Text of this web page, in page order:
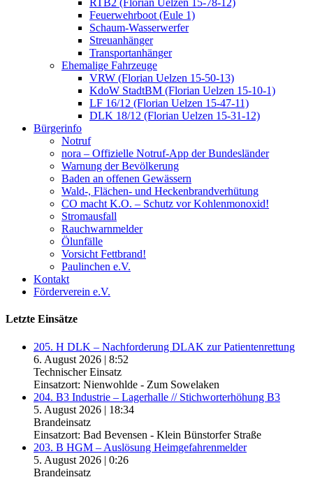
RTB2 (Florian Uelzen 15-78-12)
Feuerwehrboot (Eule 1)
Schaum-Wasserwerfer
Streuanhänger
Transportanhänger
Ehemalige Fahrzeuge
VRW (Florian Uelzen 15-50-13)
KdoW StadtBM (Florian Uelzen 15-10-1)
LF 16/12 (Florian Uelzen 15-47-11)
DLK 18/12 (Florian Uelzen 15-31-12)
Bürgerinfo
Notruf
nora – Offizielle Notruf-App der Bundesländer
Warnung der Bevölkerung
Baden an offenen Gewässern
Wald-, Flächen- und Heckenbrandverhütung
CO macht K.O. – Schutz vor Kohlenmonoxid!
Stromausfall
Rauchwarnmelder
Ölunfälle
Vorsicht Fettbrand!
Paulinchen e.V.
Kontakt
Förderverein e.V.
Letzte Einsätze
205. H DLK – Nachforderung DLAK zur Patientenrettung
6. August 2026 | 8:52
Technischer Einsatz
Einsatzort: Nienwohlde - Zum Sowelaken
204. B3 Industrie – Lagerhalle // Stichworterhöhung B3
5. August 2026 | 18:34
Brandeinsatz
Einsatzort: Bad Bevensen - Klein Bünstorfer Straße
203. B HGM – Auslösung Heimgefahrenmelder
5. August 2026 | 0:26
Brandeinsatz